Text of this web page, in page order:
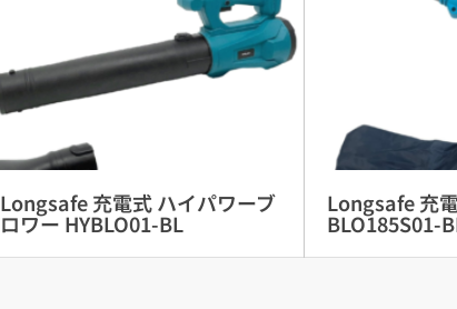
Longsafe 充電式 ハイパワーブ
ロワー HYBLO01-BL
Longsafe 充
BLO185S01-